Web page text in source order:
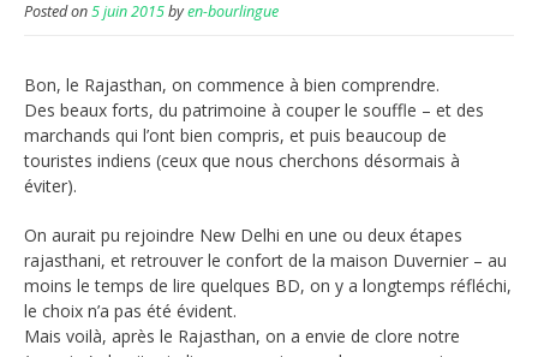
Posted on5 juin 2015byen-bourlingue
Bon, le Rajasthan, on commence à bien comprendre.
Des beaux forts, du patrimoine à couper le souffle – et des
marchands qui l’ont bien compris, et puis beaucoup de
touristes indiens (ceux que nous cherchons désormais à
éviter).
On aurait pu rejoindre New Delhi en une ou deux étapes
rajasthani, et retrouver le confort de la maison Duvernier – au
moins le temps de lire quelques BD, on y a longtemps réfléchi,
le choix n’a pas été évident.
Mais voilà, après le Rajasthan, on a envie de clore notre